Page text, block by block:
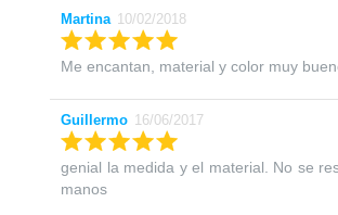
Martina 10/02/2018
Me encantan, material y color muy
Guillermo 16/06/2017
genial la medida y el material. No se
manos